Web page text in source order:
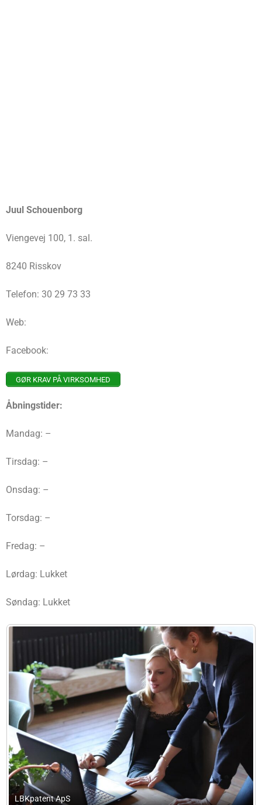
Juul Schouenborg
Viengevej 100, 1. sal.
8240 Risskov
Telefon: 30 29 73 33
Web:
Facebook:
GØR KRAV PÅ VIRKSOMHED
Åbningstider:
Mandag: –
Tirsdag: –
Onsdag: –
Torsdag: –
Fredag: –
Lørdag: Lukket
Søndag: Lukket
sjelstad